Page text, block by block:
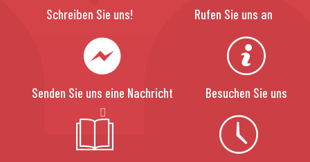
Schreiben Sie uns! Rufen Sie uns an
Senden Sie uns eine Nachricht Besuchen Sie uns